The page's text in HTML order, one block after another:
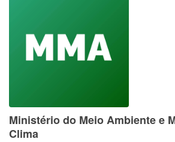
Ministério do Meio Ambiente e
Clima